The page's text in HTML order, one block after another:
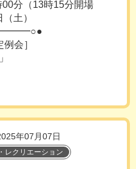
分（13時15分開場
土）
会］
年07月07日
レクリエーション